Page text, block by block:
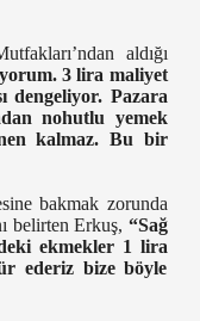
aldığı
3 lira maliyet
dengeliyor. Pazara
nohutlu yemek
kalmaz. Bu bir
bakmak zorunda
belirten Erkuş, “Sağ
ekmekler 1 lira
ederiz bize böyle